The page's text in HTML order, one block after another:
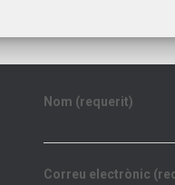
Nom (requerit)
Correu electrònic